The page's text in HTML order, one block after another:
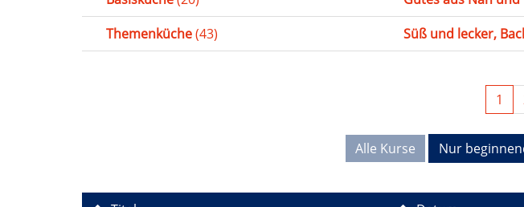
Themenküche(43) Süß und lecker,
1
Alle Kurse Nur